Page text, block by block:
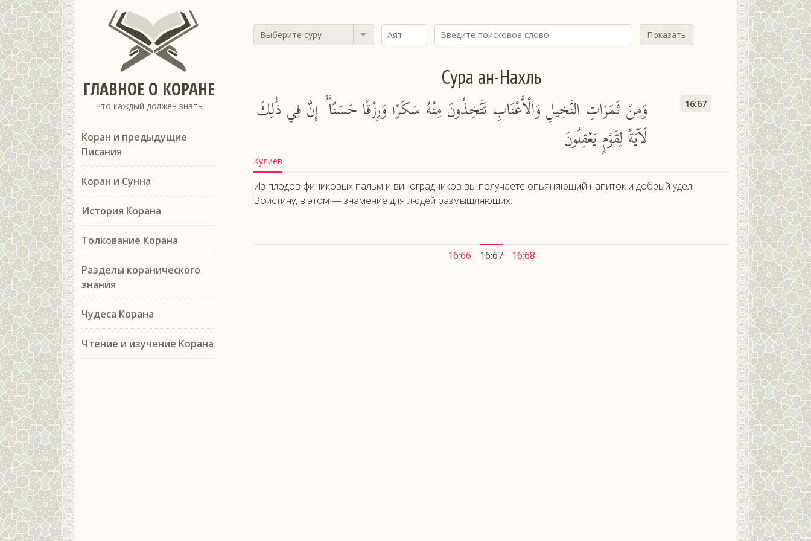
ГЛАВНОЕ О КОРАНЕ
что каждый должен знать
Коран и предыдущие
Писания
Коран и Сунна
История Корана
Толкование Корана
Разделы коранического
знания
Чудеса Корана
Чтение и изучение Корана
Выберите суру Показать
Сура ан-Нахль
وَمِنْ ثَمَرَاتِ النَّخِيلِ وَالْأَعْنَابِ تَتَّخِذُونَ مِنْهُ سَكَرًا وَرِزْقًا حَسَنًا ۗ إِنَّ فِي ذَٰلِكَ
لَآيَةً لِقَوْمٍ يَعْقِلُونَ
16:67
Кулиев
Из плодов финиковых пальм и виноградников вы получаете опьяняющий напиток и добрый удел.
Воистину, в этом — знамение для людей размышляющих.
16:66 16:67 16:68